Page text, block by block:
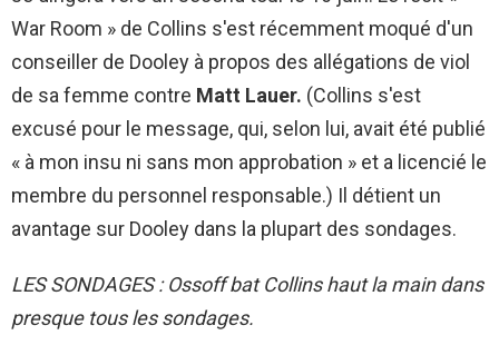
War Room » de Collins s'est récemment moqué d'un
conseiller de Dooley à propos des allégations de viol
de sa femme contre Matt Lauer. (Collins s'est
excusé pour le message, qui, selon lui, avait été publié
« à mon insu ni sans mon approbation » et a licencié le
membre du personnel responsable.) Il détient un
avantage sur Dooley dans la plupart des sondages.
LES SONDAGES : Ossoff bat Collins haut la main dans
presque tous les sondages.